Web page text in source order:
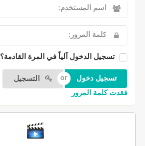
تسجيل الدخول آلياً في المرة القادمة؟
التسجيل
فقدت كلمة المرور